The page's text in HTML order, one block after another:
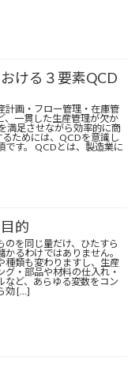
ける３要素QCD
計画 ・フロー管理・在庫管
、一貫した生産管理が欠か
満足させながら効率的に商
ためには、QCDを意識し
です。 QCDとは、製造業に
的
のを同じ量だけ、ひたすら
かるわけではありません。
種類も変わりますし、生産
グ・部品や材料の仕入れ・
など、あらゆる変数をコン
効 […]